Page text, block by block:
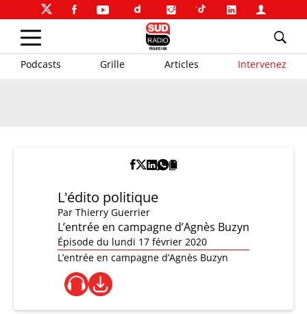
Podcasts Grille Articles Intervenez
L'édito politique
Par Thierry Guerrier
L’entrée en campagne d’Agnès Buzyn
Épisode du lundi 17 février 2020
L’entrée en campagne d’Agnès Buzyn